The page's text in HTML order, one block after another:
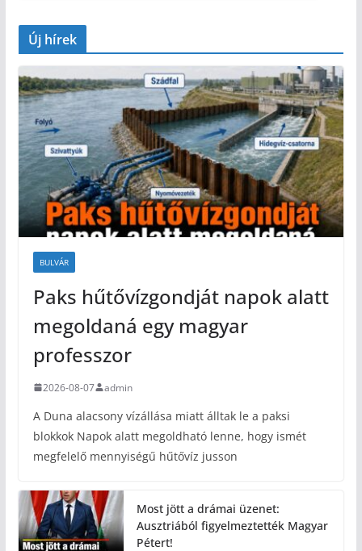
Új hírek
BULVÁR
Paks hűtővízgondját napok alatt
megoldaná egy magyar
professzor
2026-08-07 admin
A Duna alacsony vízállása miatt álltak le a paksi
blokkok Napok alatt megoldható lenne, hogy ismét
megfelelő mennyiségű hűtővíz jusson
Most jött a drámai üzenet:
Ausztriából figyelmeztették Magyar
Pétert!